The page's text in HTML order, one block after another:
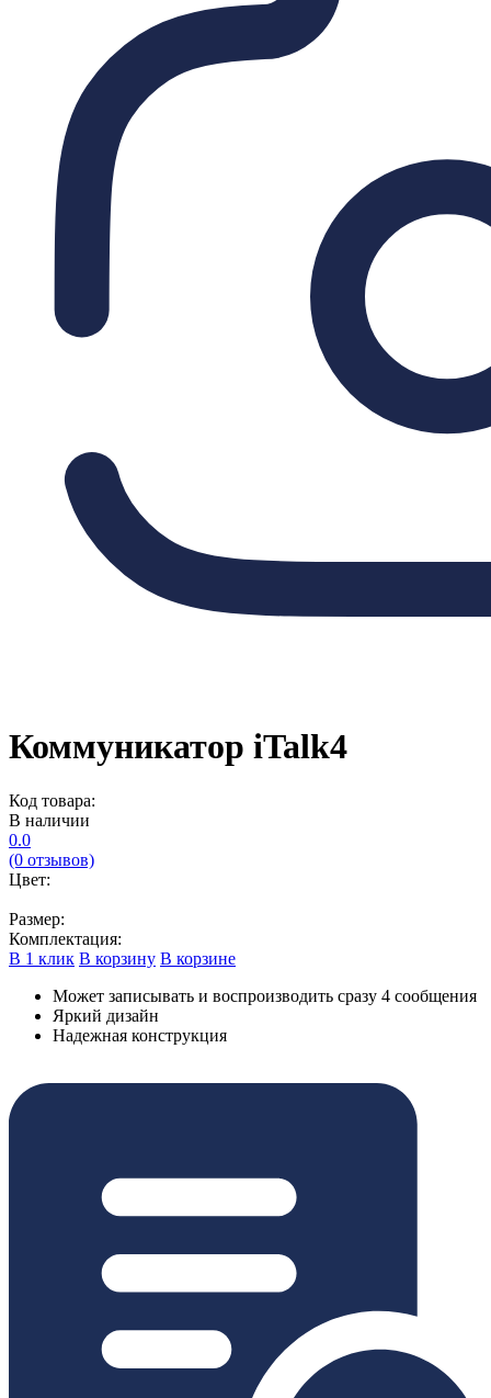
Коммуникатор iTalk4
Код товара:
В наличии
0.0
(0 отзывов)
Цвет:
Размер:
Комплектация:
В 1 клик В корзину В корзине
Может записывать и воспроизводить сразу 4 сообщения
Яркий дизайн
Надежная конструкция